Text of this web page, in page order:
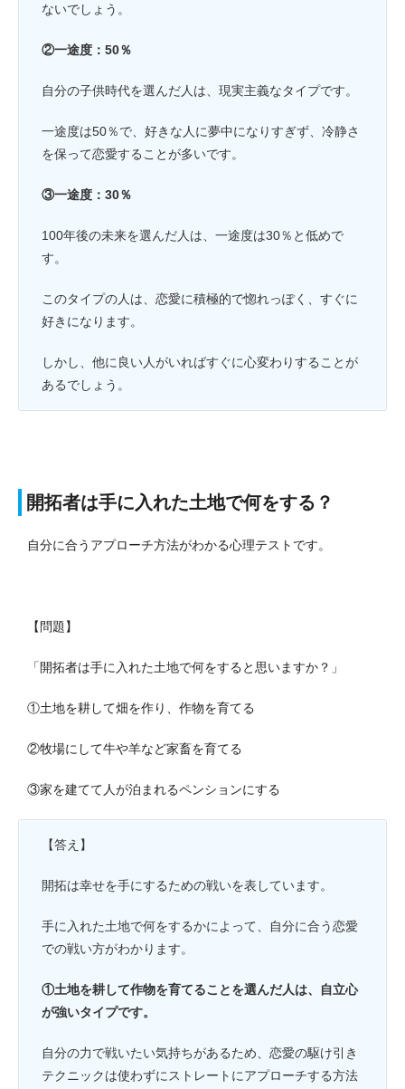
ないでしょう。
②一途度：50％
自分の子供時代を選んだ人は、現実主義なタイプです。
一途度は50％で、好きな人に夢中になりすぎず、冷静さ
を保って恋愛することが多いです。
③一途度：30％
100年後の未来を選んだ人は、一途度は30％と低めで
す。
このタイプの人は、恋愛に積極的で惚れっぽく、すぐに
好きになります。
しかし、他に良い人がいればすぐに心変わりすることが
あるでしょう。
開拓者は手に入れた土地で何をする？
自分に合うアプローチ方法がわかる心理テストです。
【問題】
「開拓者は手に入れた土地で何をすると思いますか？」
①土地を耕して畑を作り、作物を育てる
②牧場にして牛や羊など家畜を育てる
③家を建てて人が泊まれるペンションにする
【答え】
開拓は幸せを手にするための戦いを表しています。
手に入れた土地で何をするかによって、自分に合う恋愛
での戦い方がわかります。
①土地を耕して作物を育てることを選んだ人は、自立心
が強いタイプです。
自分の力で戦いたい気持ちがあるため、恋愛の駆け引き
テクニックは使わずにストレートにアプローチする方法